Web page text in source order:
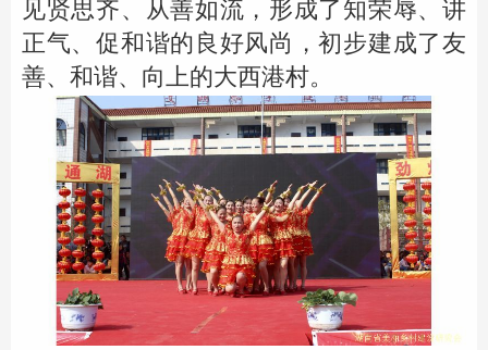
见贤思齐、从善如流，形成了知荣辱、讲
正气、促和谐的良好风尚，初步建成了友
善、和谐、向上的大西港村。